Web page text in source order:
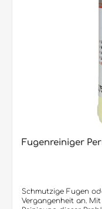
Fugenreiniger
Schmutzige Fugen
Vergangenheit an.